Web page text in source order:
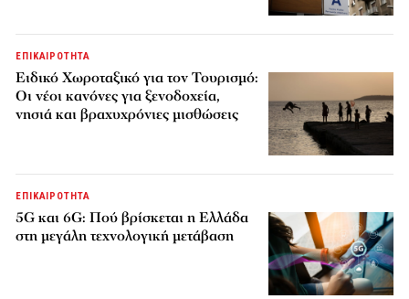
ΕΠΙΚΑΙΡΟΤΗΤΑ
Ειδικό Χωροταξικό για τον Τουρισμό:
Οι νέοι κανόνες για ξενοδοχεία,
νησιά και βραχυχρόνιες μισθώσεις
ΕΠΙΚΑΙΡΟΤΗΤΑ
5G και 6G: Πού βρίσκεται η Ελλάδα
στη μεγάλη τεχνολογική μετάβαση